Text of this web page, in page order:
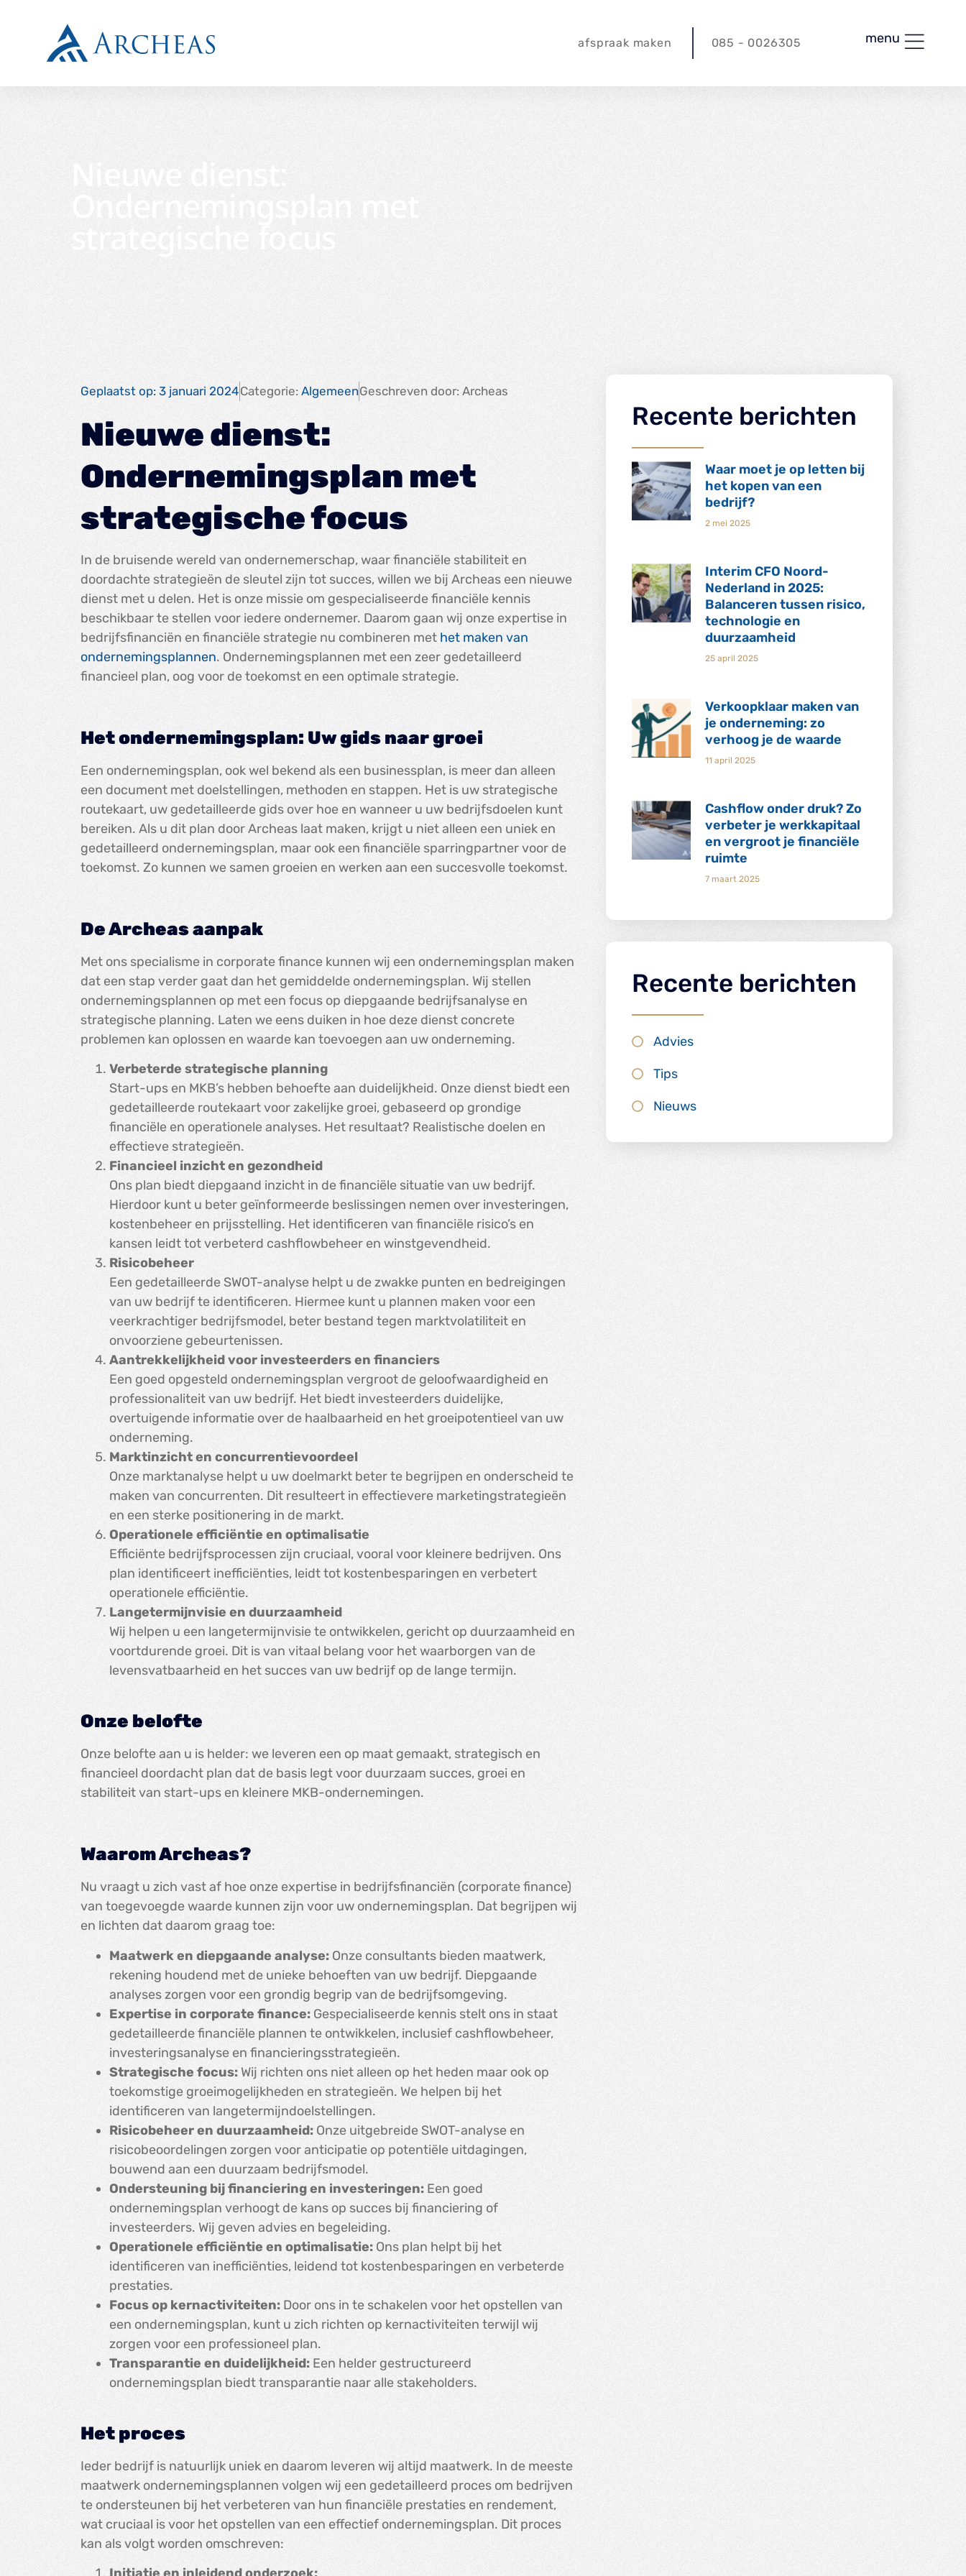
afspraak maken 085 - 0026305 menu
Nieuwe dienst:
Ondernemingsplan met
strategische focus
Geplaatst op: 3 januari 2024Categorie: AlgemeenGeschreven door: Archeas
Nieuwe dienst:
Ondernemingsplan met
strategische focus
In de bruisende wereld van ondernemerschap, waar financiële stabiliteit en
doordachte strategieën de sleutel zijn tot succes, willen we bij Archeas een nieuwe
dienst met u delen. Het is onze missie om gespecialiseerde financiële kennis
beschikbaar te stellen voor iedere ondernemer. Daarom gaan wij onze expertise in
bedrijfsfinanciën en financiële strategie nu combineren met het maken van
ondernemingsplannen. Ondernemingsplannen met een zeer gedetailleerd
financieel plan, oog voor de toekomst en een optimale strategie.
Het ondernemingsplan: Uw gids naar groei
Een ondernemingsplan, ook wel bekend als een businessplan, is meer dan alleen
een document met doelstellingen, methoden en stappen. Het is uw strategische
routekaart, uw gedetailleerde gids over hoe en wanneer u uw bedrijfsdoelen kunt
bereiken. Als u dit plan door Archeas laat maken, krijgt u niet alleen een uniek en
gedetailleerd ondernemingsplan, maar ook een financiële sparringpartner voor de
toekomst. Zo kunnen we samen groeien en werken aan een succesvolle toekomst.
De Archeas aanpak
Met ons specialisme in corporate finance kunnen wij een ondernemingsplan maken
dat een stap verder gaat dan het gemiddelde ondernemingsplan. Wij stellen
ondernemingsplannen op met een focus op diepgaande bedrijfsanalyse en
strategische planning. Laten we eens duiken in hoe deze dienst concrete
problemen kan oplossen en waarde kan toevoegen aan uw onderneming.
Verbeterde strategische planning
Start-ups en MKB’s hebben behoefte aan duidelijkheid. Onze dienst biedt een
gedetailleerde routekaart voor zakelijke groei, gebaseerd op grondige
financiële en operationele analyses. Het resultaat? Realistische doelen en
effectieve strategieën.
Financieel inzicht en gezondheid
Ons plan biedt diepgaand inzicht in de financiële situatie van uw bedrijf.
Hierdoor kunt u beter geïnformeerde beslissingen nemen over investeringen,
kostenbeheer en prijsstelling. Het identificeren van financiële risico’s en
kansen leidt tot verbeterd cashflowbeheer en winstgevendheid.
Risicobeheer
Een gedetailleerde SWOT-analyse helpt u de zwakke punten en bedreigingen
van uw bedrijf te identificeren. Hiermee kunt u plannen maken voor een
veerkrachtiger bedrijfsmodel, beter bestand tegen marktvolatiliteit en
onvoorziene gebeurtenissen.
Aantrekkelijkheid voor investeerders en financiers
Een goed opgesteld ondernemingsplan vergroot de geloofwaardigheid en
professionaliteit van uw bedrijf. Het biedt investeerders duidelijke,
overtuigende informatie over de haalbaarheid en het groeipotentieel van uw
onderneming.
Marktinzicht en concurrentievoordeel
Onze marktanalyse helpt u uw doelmarkt beter te begrijpen en onderscheid te
maken van concurrenten. Dit resulteert in effectievere marketingstrategieën
en een sterke positionering in de markt.
Operationele efficiëntie en optimalisatie
Efficiënte bedrijfsprocessen zijn cruciaal, vooral voor kleinere bedrijven. Ons
plan identificeert inefficiënties, leidt tot kostenbesparingen en verbetert
operationele efficiëntie.
Langetermijnvisie en duurzaamheid
Wij helpen u een langetermijnvisie te ontwikkelen, gericht op duurzaamheid en
voortdurende groei. Dit is van vitaal belang voor het waarborgen van de
levensvatbaarheid en het succes van uw bedrijf op de lange termijn.
Onze belofte
Onze belofte aan u is helder: we leveren een op maat gemaakt, strategisch en
financieel doordacht plan dat de basis legt voor duurzaam succes, groei en
stabiliteit van start-ups en kleinere MKB-ondernemingen.
Waarom Archeas?
Nu vraagt u zich vast af hoe onze expertise in bedrijfsfinanciën (corporate finance)
van toegevoegde waarde kunnen zijn voor uw ondernemingsplan. Dat begrijpen wij
en lichten dat daarom graag toe:
Maatwerk en diepgaande analyse: Onze consultants bieden maatwerk,
rekening houdend met de unieke behoeften van uw bedrijf. Diepgaande
analyses zorgen voor een grondig begrip van de bedrijfsomgeving.
Expertise in corporate finance: Gespecialiseerde kennis stelt ons in staat
gedetailleerde financiële plannen te ontwikkelen, inclusief cashflowbeheer,
investeringsanalyse en financieringsstrategieën.
Strategische focus: Wij richten ons niet alleen op het heden maar ook op
toekomstige groeimogelijkheden en strategieën. We helpen bij het
identificeren van langetermijndoelstellingen.
Risicobeheer en duurzaamheid: Onze uitgebreide SWOT-analyse en
risicobeoordelingen zorgen voor anticipatie op potentiële uitdagingen,
bouwend aan een duurzaam bedrijfsmodel.
Ondersteuning bij financiering en investeringen: Een goed
ondernemingsplan verhoogt de kans op succes bij financiering of
investeerders. Wij geven advies en begeleiding.
Operationele efficiëntie en optimalisatie: Ons plan helpt bij het
identificeren van inefficiënties, leidend tot kostenbesparingen en verbeterde
prestaties.
Focus op kernactiviteiten: Door ons in te schakelen voor het opstellen van
een ondernemingsplan, kunt u zich richten op kernactiviteiten terwijl wij
zorgen voor een professioneel plan.
Transparantie en duidelijkheid: Een helder gestructureerd
ondernemingsplan biedt transparantie naar alle stakeholders.
Het proces
Ieder bedrijf is natuurlijk uniek en daarom leveren wij altijd maatwerk. In de meeste
maatwerk ondernemingsplannen volgen wij een gedetailleerd proces om bedrijven
te ondersteunen bij het verbeteren van hun financiële prestaties en rendement,
wat cruciaal is voor het opstellen van een effectief ondernemingsplan. Dit proces
kan als volgt worden omschreven:
Recente berichten
Waar moet je op letten bij
het kopen van een
bedrijf?
2 mei 2025
Interim CFO Noord-
Nederland in 2025:
Balanceren tussen risico,
technologie en
duurzaamheid
25 april 2025
Verkoopklaar maken van
je onderneming: zo
verhoog je de waarde
11 april 2025
Cashflow onder druk? Zo
verbeter je werkkapitaal
en vergroot je financiële
ruimte
7 maart 2025
Recente berichten
Advies
Tips
Nieuws